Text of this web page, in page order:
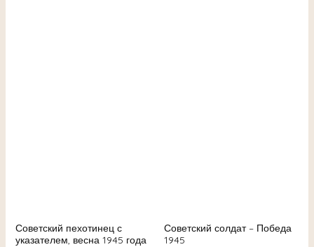
Советский пехотинец с
указателем, весна 1945 года
Советский солдат – Победа
1945